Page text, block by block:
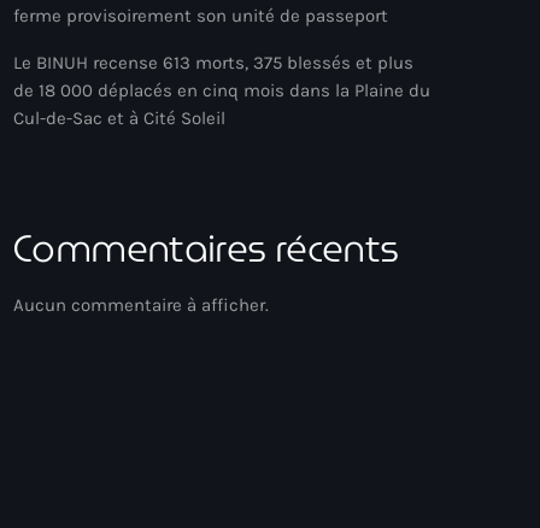
ferme provisoirement son unité de passeport
Le BINUH recense 613 morts, 375 blessés et plus
de 18 000 déplacés en cinq mois dans la Plaine du
Cul-de-Sac et à Cité Soleil
Commentaires récents
Aucun commentaire à afficher.